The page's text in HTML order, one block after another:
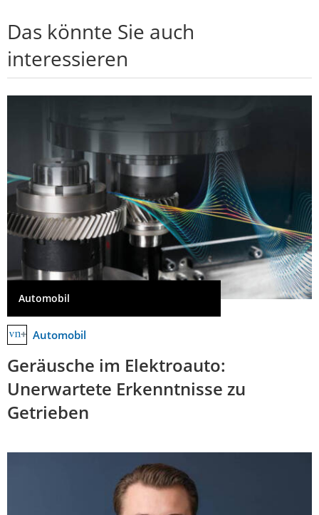
Das könnte Sie auch
interessieren
Automobil
Automobil
Geräusche im Elektroauto:
Unerwartete Erkenntnisse zu
Getrieben